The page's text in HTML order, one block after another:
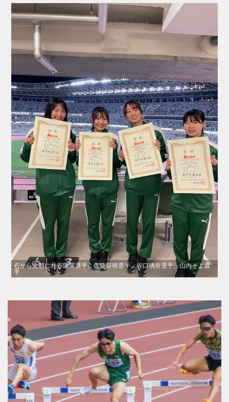
右から走順に井谷陽菜選手、佐藤葵唯選手、谷口璃奈選手、山内そよ選
手